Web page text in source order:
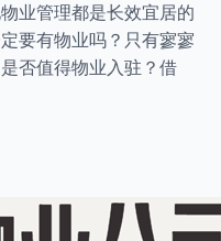
业管理都是长效宜居的
要有物业吗？只有寥寥
否值得物业入驻？借